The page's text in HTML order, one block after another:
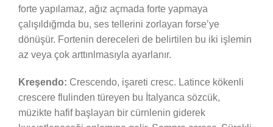
forte yapılamaz, ağız açmada forte yapmaya
çalışıldığmda bu, ses tellerini zorlayan forse’ye
dönüşür. Fortenin dereceleri de belirtilen bu iki işlemin
az veya çok arttınlmasıyla ayarlanır.
Kreşendo: Crescendo, işareti cresc. Latince kökenli
crescere flulinden türeyen bu İtalyanca sözcük,
müzikte hafif başlayan bir cürnlenin giderek